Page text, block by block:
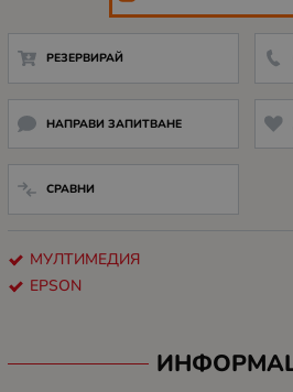
РЕЗЕРВИРАЙ
НАПРАВИ ЗАПИТВАНЕ
СРАВНИ
МУЛТИМЕДИЯ
EPSON